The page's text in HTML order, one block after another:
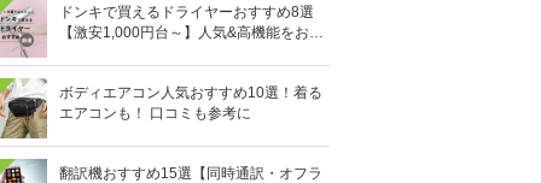
ドンキで買えるドライヤーおすすめ8選
【激安1,000円台～】人気&高機能をお得
ボディエアコン人気おすすめ10選！着る
エアコンも！ 口コミも参考に
翻訳機おすすめ15選【同時通訳・オフラ